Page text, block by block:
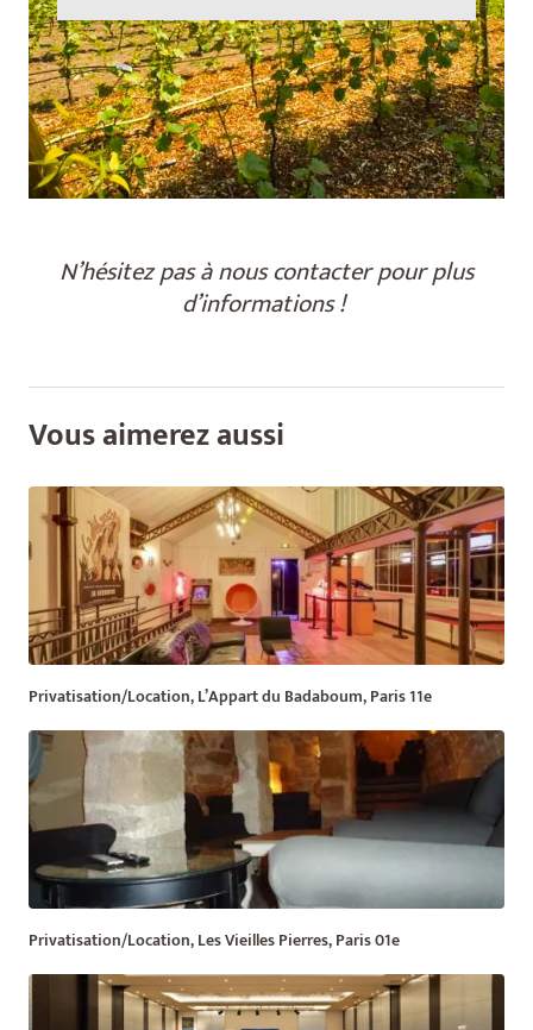
N’hésitez pas à nous contacter pour plus
d’informations !
Vous aimerez aussi
Privatisation/Location, L’Appart du Badaboum, Paris 11e
Privatisation/Location, Les Vieilles Pierres, Paris 01e